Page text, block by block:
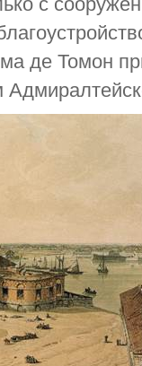
де Томон